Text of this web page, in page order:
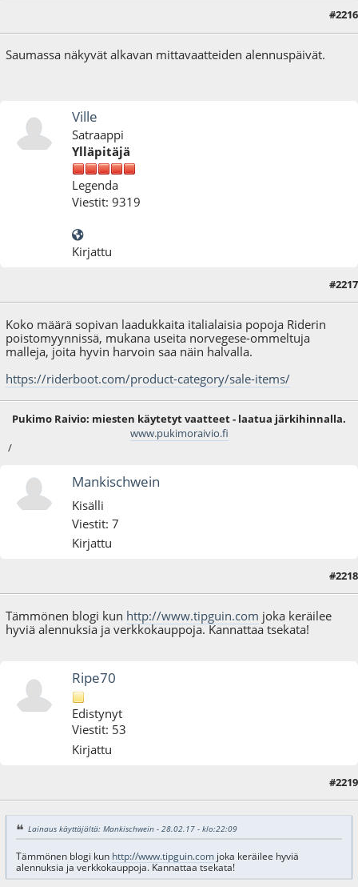
#2216
Saumassa näkyvät alkavan mittavaatteiden alennuspäivät.
Ville
Satraappi
Ylläpitäjä
Legenda
Viestit: 9319
Kirjattu
#2217
Koko määrä sopivan laadukkaita italialaisia popoja Riderin
poistomyynnissä, mukana useita norvegese-ommeltuja
malleja, joita hyvin harvoin saa näin halvalla.
https://riderboot.com/product-category/sale-items/
Pukimo Raivio: miesten käytetyt vaatteet - laatua järkihinnalla.
www.pukimoraivio.fi
/
Mankischwein
Kisälli
Viestit: 7
Kirjattu
#2218
Tämmönen blogi kun http://www.tipguin.com joka keräilee
hyviä alennuksia ja verkkokauppoja. Kannattaa tsekata!
Ripe70
Edistynyt
Viestit: 53
Kirjattu
#2219
Lainaus käyttäjältä: Mankischwein - 28.02.17 - klo:22:09
Tämmönen blogi kun http://www.tipguin.comjoka keräilee hyviä
alennuksia ja verkkokauppoja. Kannattaa tsekata!